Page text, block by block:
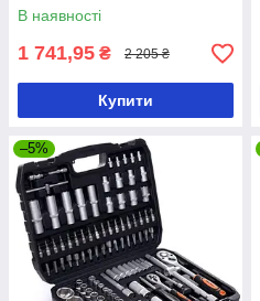
В наявності
1 741,95 ₴ 2 205 ₴
Купити
–5%